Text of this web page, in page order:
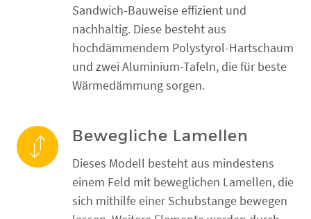
Sandwich-Bauweise effizient und
nachhaltig. Diese besteht aus
hochdämmendem Polystyrol-Hartschaum
und zwei Aluminium-Tafeln, die für beste
Wärmedämmung sorgen.
Bewegliche Lamellen
Dieses Modell besteht aus mindestens
einem Feld mit beweglichen Lamellen, die
sich mithilfe einer Schubstange bewegen